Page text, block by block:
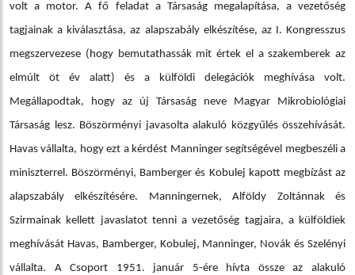
volt a motor. A fő feladat a Társaság megalapítása, a vezetőség
tagjainak a kiválasztása, az alapszabály elkészítése, az I. Kongresszus
megszervezese (hogy bemutathassák mit értek el a szakemberek az
elmúlt öt év alatt) és a külföldi delegációk meghívása volt.
Megállapodtak, hogy az új Társaság neve Magyar Mikrobiológiai
Társaság lesz. Böszörményi javasolta alakuló közgyűlés összehívását.
Havas vállalta, hogy ezt a kérdést Manninger segítségével megbeszéli a
miniszterrel. Böszörményi, Bamberger és Kobulej kapott megbízást az
alapszabály elkészítésére. Manningernek, Alföldy Zoltánnak és
Szirmainak kellett javaslatot tenni a vezetőség tagjaira, a külföldiek
meghívását Havas, Bamberger, Kobulej, Manninger, Novák és Szelényi
vállalta. A Csoport 1951. január 5-ére hívta össze az alakuló